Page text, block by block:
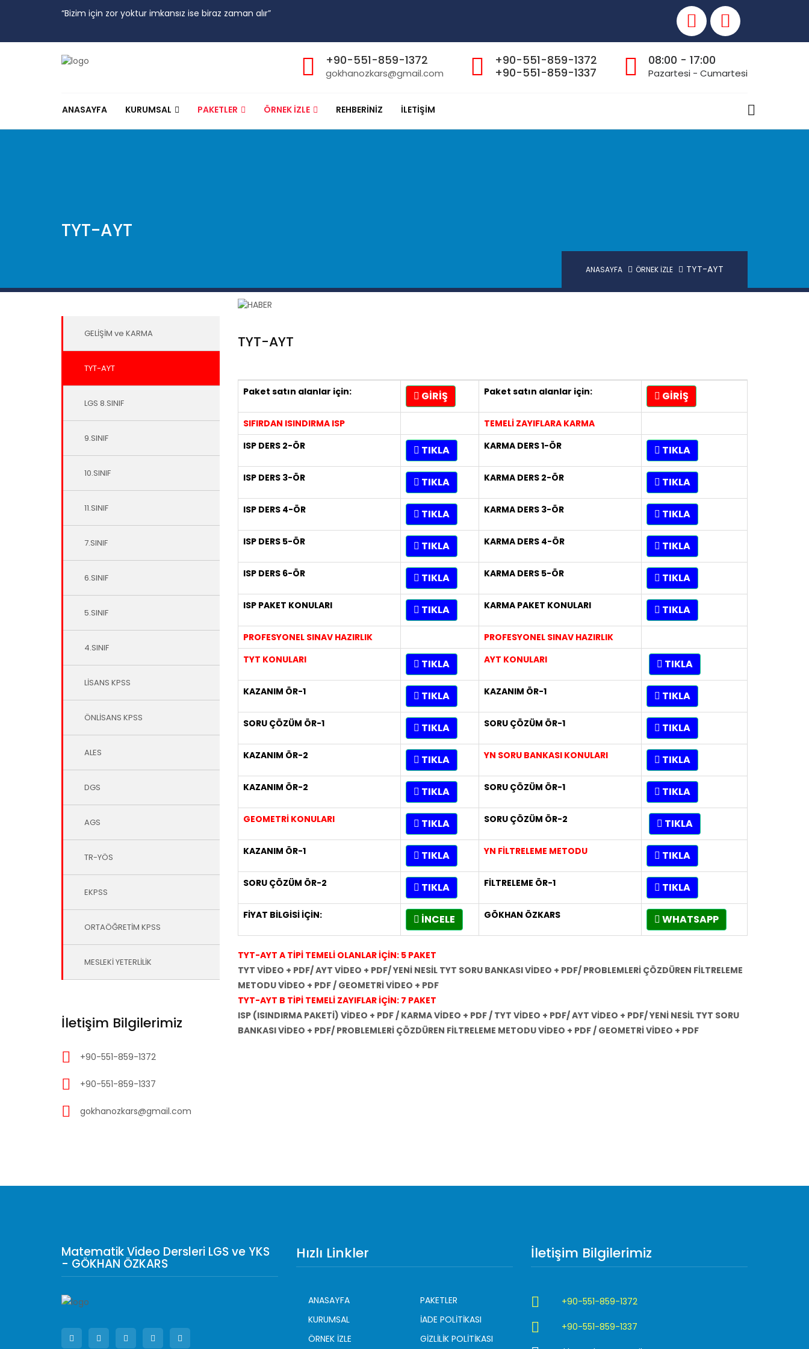
“Bizim için zor yoktur imkansız ise biraz zaman alır”
+90-551-859-1372
gokhanozkars@gmail.com
+90-551-859-1372
+90-551-859-1337
08:00 - 17:00
Pazartesi - Cumartesi
ANASAYFA KURUMSAL PAKETLER ÖRNEK İZLE REHBERİNİZ İLETİŞİM
TYT-AYT
ANASAYFA ÖRNEK İZLE TYT-AYT
GELİŞİM ve KARMA
TYT-AYT
LGS 8.SINIF
9.SINIF
10.SINIF
11.SINIF
7.SINIF
6.SINIF
5.SINIF
4.SINIF
LİSANS KPSS
ÖNLİSANS KPSS
ALES
DGS
AGS
TR-YÖS
EKPSS
ORTAÖĞRETİM KPSS
MESLEKİ YETERLİLİK
İletişim Bilgilerimiz
+90-551-859-1372
+90-551-859-1337
gokhanozkars@gmail.com
TYT-AYT
Paket satın alanlar için: GİRİŞ Paket satın alanlar için: GİRİŞ
SIFIRDAN ISINDIRMA ISP
TEMELİ ZAYIFLARA KARMA
ISP DERS 2-ÖR
TIKLA KARMA DERS 1-ÖR TIKLA
ISP DERS 3-ÖR TIKLA KARMA DERS 2-ÖR TIKLA
ISP DERS 4-ÖR TIKLA KARMA DERS 3-ÖR TIKLA
ISP DERS 5-ÖR TIKLA KARMA DERS 4-ÖR TIKLA
ISP DERS 6-ÖR TIKLA KARMA DERS 5-ÖR TIKLA
ISP PAKET KONULARI TIKLA KARMA PAKET KONULARI TIKLA
PROFESYONEL SINAV HAZIRLIK
PROFESYONEL SINAV HAZIRLIK
TYT KONULARI
TIKLA AYT KONULARI TIKLA
KAZANIM ÖR-1 TIKLA KAZANIM ÖR-1 TIKLA
SORU ÇÖZÜM ÖR-1 TIKLA SORU ÇÖZÜM ÖR-1 TIKLA
KAZANIM ÖR-2 TIKLA YN SORU BANKASI KONULARI TIKLA
KAZANIM ÖR-2 TIKLA SORU ÇÖZÜM ÖR-1 TIKLA
GEOMETRİ KONULARI TIKLA SORU ÇÖZÜM ÖR-2 TIKLA
KAZANIM ÖR-1 TIKLA YN FİLTRELEME METODU TIKLA
SORU ÇÖZÜM ÖR-2 TIKLA FİLTRELEME ÖR-1 TIKLA
FİYAT BİLGİSİ İÇİN: İNCELE GÖKHAN ÖZKARS WHATSAPP
TYT-AYT A TİPİ TEMELİ OLANLAR İÇİN: 5 PAKET
TYT VİDEO + PDF/ AYT VİDEO + PDF/ YENİ NESİL TYT SORU BANKASI VİDEO + PDF/ PROBLEMLERİ ÇÖZDÜREN FİLTRELEME
METODU VİDEO + PDF / GEOMETRİ VİDEO + PDF
TYT-AYT B TİPİ TEMELİ ZAYIFLAR İÇİN: 7 PAKET
ISP (ISINDIRMA PAKETİ) VİDEO + PDF / KARMA VİDEO + PDF / TYT VİDEO + PDF/ AYT VİDEO + PDF/ YENİ NESİL TYT SORU
BANKASI VİDEO + PDF/ PROBLEMLERİ ÇÖZDÜREN FİLTRELEME METODU VİDEO + PDF / GEOMETRİ VİDEO + PDF
Matematik Video Dersleri LGS ve YKS
- GÖKHAN ÖZKARS
Hızlı Linkler
ANASAYFA
KURUMSAL
ÖRNEK İZLE
PAKETLER
İADE POLİTİKASI
GİZLİLİK POLİTİKASI
İletişim Bilgilerimiz
+90-551-859-1372
+90-551-859-1337